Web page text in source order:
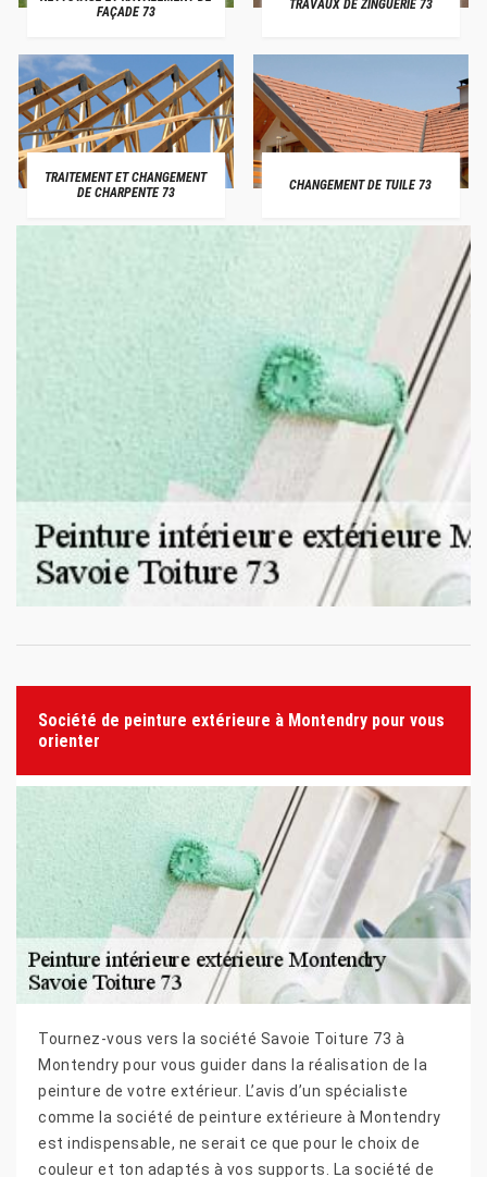
FAÇADE 73
TRAVAUX DE ZINGUERIE 73
TRAITEMENT ET CHANGEMENT
DE CHARPENTE 73
CHANGEMENT DE TUILE 73
Société de peinture extérieure à Montendry pour vous
orienter
Tournez-vous vers la société Savoie Toiture 73 à
Montendry pour vous guider dans la réalisation de la
peinture de votre extérieur. L’avis d’un spécialiste
comme la société de peinture extérieure à Montendry
est indispensable, ne serait ce que pour le choix de
couleur et ton adaptés à vos supports. La société de